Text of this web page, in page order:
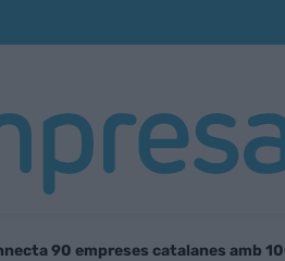
90 empreses catalanes amb